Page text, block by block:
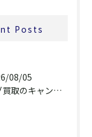
Posts
08/05
バッグ買取のキャンペーンで奈良県橿原市でお得に売るための条件と注意点徹底ガイド